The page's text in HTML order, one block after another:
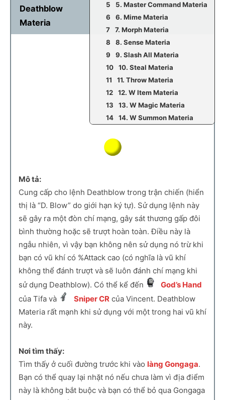
5. Master Command Materia
6. Mime Materia
7. Morph Materia
8. Sense Materia
9. Slash All Materia
10. Steal Materia
11. Throw Materia
12. W Item Materia
13. W Magic Materia
14. W Summon Materia
Deathblow
Materia
Mô tả:
Cung cấp cho lệnh Deathblow trong trận chiến (hiển
thị là “D. Blow” do giới hạn ký tự). Sử dụng lệnh này
sẽ gây ra một đòn chí mạng, gây sát thương gấp đôi
bình thường hoặc sẽ trượt hoàn toàn. Điều này là
ngẫu nhiên, vì vậy bạn không nên sử dụng nó trừ khi
bạn có vũ khí có %Attack cao (có nghĩa là vũ khí
không thể đánh trượt và sẽ luôn đánh chí mạng khi
sử dụng Deathblow). Có thể kể đến
God’s Hand
của Tifa và
Sniper CR của Vincent. Deathblow
Materia rất mạnh khi sử dụng với một trong hai vũ khí
này.
Nơi tìm thấy:
Tìm thấy ở cuối đường trước khi vào làng Gongaga.
Bạn có thể quay lại nhặt nó nếu chưa làm vì địa điểm
này là không bắt buộc và bạn có thể bỏ qua Gongaga